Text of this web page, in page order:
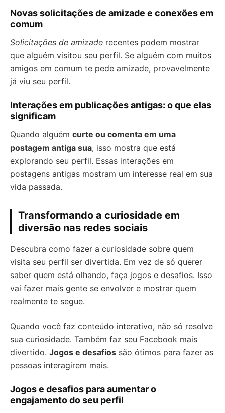
Novas solicitações de amizade e conexões em
comum
Solicitações de amizade recentes podem mostrar
que alguém visitou seu perfil. Se alguém com muitos
amigos em comum te pede amizade, provavelmente
já viu seu perfil.
Interações em publicações antigas: o que elas
significam
Quando alguém curte ou comenta em uma
postagem antiga sua, isso mostra que está
explorando seu perfil. Essas interações em
postagens antigas mostram um interesse real em sua
vida passada.
Transformando a curiosidade em
diversão nas redes sociais
Descubra como fazer a curiosidade sobre quem
visita seu perfil ser divertida. Em vez de só querer
saber quem está olhando, faça jogos e desafios. Isso
vai fazer mais gente se envolver e mostrar quem
realmente te segue.
Quando você faz conteúdo interativo, não só resolve
sua curiosidade. Também faz seu Facebook mais
divertido. Jogos e desafios são ótimos para fazer as
pessoas interagirem mais.
Jogos e desafios para aumentar o
engajamento do seu perfil